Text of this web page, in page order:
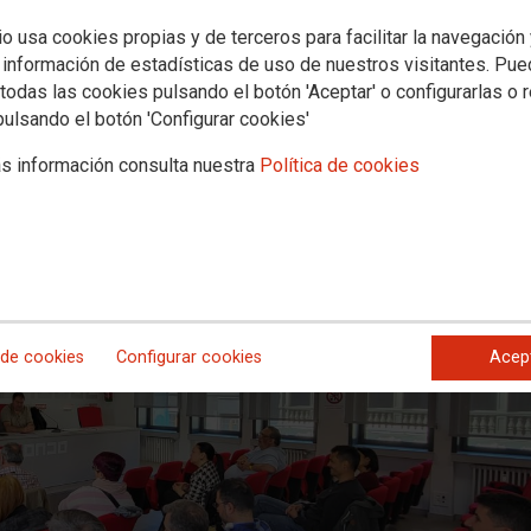
usa cookies propias y de terceros para facilitar la navegación
de estadísticas de uso de nuestros visitantes.
las cookies pulsando el botón 'Aceptar' o configurarlas o
el botón 'Configurar cookies'
información consulta nuestra Política de cookies
cookies Configurar cookies
asume la coordinación territorial
en Castilla y León
cuenta con una nueva dirección tras la reciente asamblea